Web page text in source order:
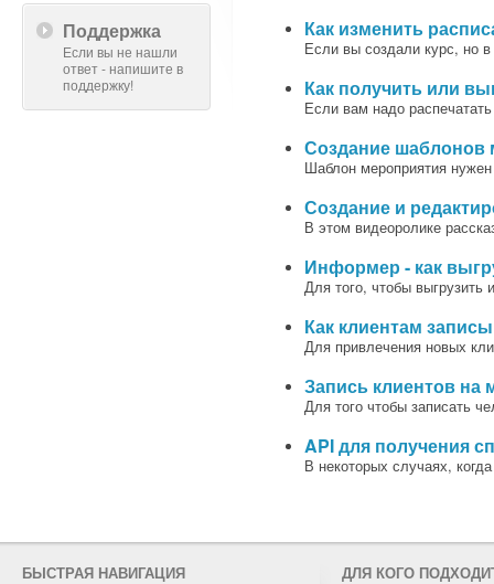
Как изменить
Если вы создали курс, но
Как получить или
Если вам надо
Создание шаблонов
Шаблон мероприятия
Создание и
В этом видеоролике
Информер - как
Для того, чтобы
Как клиентам
Для привлечения новых
Запись клиентов на
Для того чтобы записать
API для получения
В некоторых случаях,
Поддержка
Если вы не нашли
ответ - напишите в
поддержку!
БЫСТРАЯ НАВИГАЦИЯ ДЛЯ КОГО